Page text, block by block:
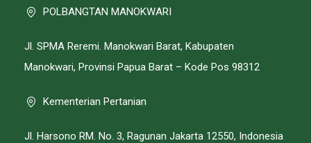
POLBANGTAN MANOKWARI
Jl. SPMA Reremi. Manokwari Barat, Kabupaten
Manokwari, Provinsi Papua Barat – Kode Pos 98312
Kementerian Pertanian
Jl. Harsono RM. No. 3, Ragunan Jakarta 12550, Indonesia